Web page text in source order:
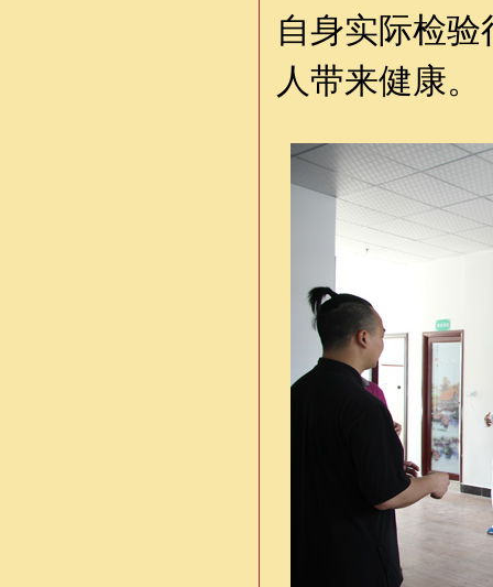
自身实际检
人带来健康。